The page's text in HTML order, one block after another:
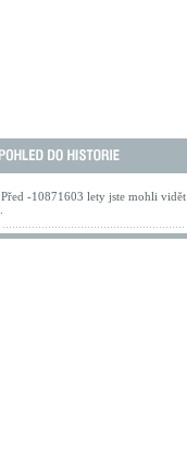
Před -10871603 lety jste mohli vidět